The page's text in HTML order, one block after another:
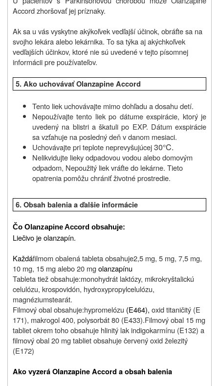
Accord zhoršovať jej príznaky.
Ak sa u vás vyskytne akýkoľvek vedľajší účinok, obráťte sa na
svojho lekára alebo lekárnika. To sa týka aj akýchkoľvek
vedľajších účinkov, ktoré nie sú uvedené v tejto písomnej
informácii pre používateľov.
5. Ako uchovávaťOlanzapine Accord
Tento liek uchovávajte mimo dohľadu a dosahu detí.
Nepoužívajte tento liek po dátume exspirácie, ktorý je
uvedený na blistri a škatuli po EXP. Dátum exspirácie
sa vzťahuje na posledný deň v danom mesiaci.
Uchovávajte pri teplote neprevyšujúcej30°C.
Nelikvidujte lieky odpadovou vodou alebo domovým
odpadom, Nepoužitý liek vráťte do lekárne. Tieto
opatrenia pomôžu chrániť životné prostredie.
6. Obsah balenia a ďalšie informácie
Čo Olanzapine Accord obsahuje:
Liečivo je olanzapín.
Každáfilmom obalená tableta obsahuje2,5 mg, 5 mg, 7,5 mg,
10 mg, 15 mg alebo 20 mgolanzapínu
Tableta tiež obsahuje:monohydrát laktózy, mikrokryštalickú
celulózu, krospovidón, hydroxypropylcelulózu,
magnéziumstearát.
Filmový obal obsahuje:hypromelózu (E464), oxid titaničitý (E
171), makrogol 400, polysorbát 80 (E433).Filmový obal 15 mg
tabliet okrem toho obsahuje hlinitý lak indigokarmínu (E132) a
filmový obal 20 mg tabliet obsahuje červený oxid železitý
(E172)
Ako vyzerá Olanzapine Accord a obsah balenia